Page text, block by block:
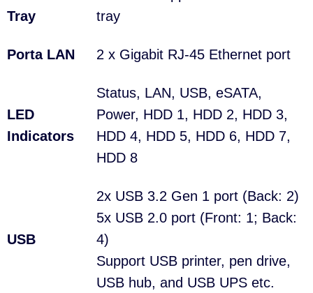
Tray
tray
Porta LAN 2 x Gigabit RJ-45 Ethernet port
LED
Indicators
Status, LAN, USB, eSATA,
Power, HDD 1, HDD 2, HDD 3,
HDD 4, HDD 5, HDD 6, HDD 7,
HDD 8
USB
2x USB 3.2 Gen 1 port (Back: 2)
5x USB 2.0 port (Front: 1; Back:
4)
Support USB printer, pen drive,
USB hub, and USB UPS etc.